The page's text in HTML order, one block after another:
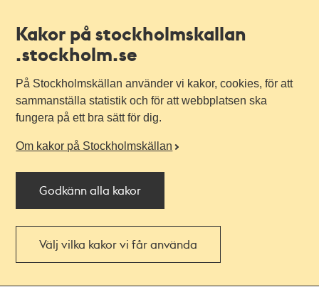
Kakor på stockholmskallan
.stockholm.se
På Stockholmskällan använder vi kakor, cookies, för att
sammanställa statistik och för att webbplatsen ska
fungera på ett bra sätt för dig.
Om kakor på Stockholmskällan
Godkänn alla kakor
Välj vilka kakor vi får använda